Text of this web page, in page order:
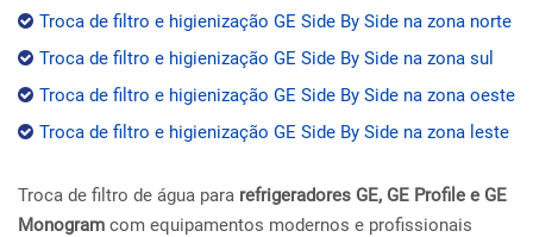
Troca de filtro e higienização GE Side By Side na zona norte
Troca de filtro e higienização GE Side By Side na zona sul
Troca de filtro e higienização GE Side By Side na zona oeste
Troca de filtro e higienização GE Side By Side na zona leste
Troca de filtro de água para refrigeradores GE, GE Profile e GE
Monogram com equipamentos modernos e profissionais